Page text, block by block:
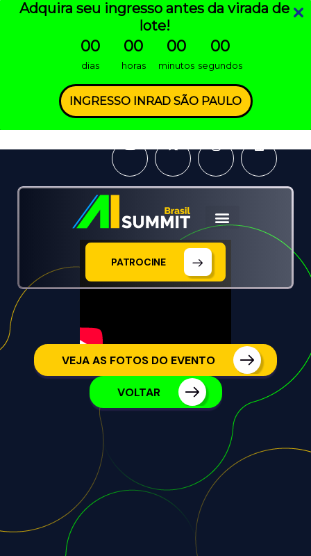
Adquira seu ingresso antes da virada de
lote!
00
dias
00
horas
00
minutos
00
segundos
INGRESSO INRAD SÃO PAULO
PATROCINE
VEJA AS FOTOS DO EVENTO
VOLTAR